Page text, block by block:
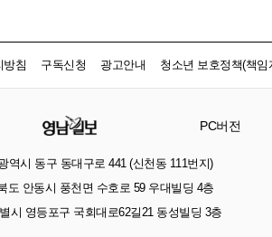
방침 구독신청 광고안내 청소년 보호정책(책임
PC버전
역시 동구 동대구로 441 (신천동 111번지)
도 안동시 풍천면 수호로 59 우대빌딩 4층
시 영등포구 국회대로62길21 동성빌딩 3층